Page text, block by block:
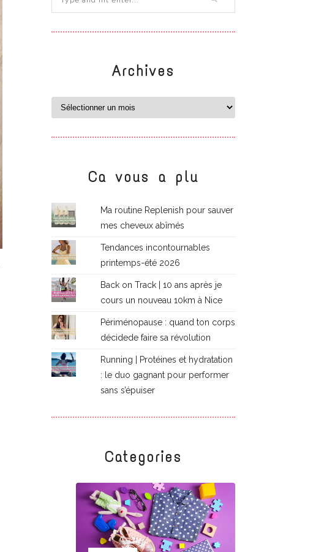
Archives
Ca vous a plu
Ma routine Replenish pour sauver
mes cheveux abîmés
Tendances incontournables
printemps-été 2026
Back on Track | 10 ans après je
cours un nouveau 10km à Nice
Périménopause : quand ton corps
décidede faire sa révolution
Running | Protéines et hydratation
: le duo gagnant pour performer
sans s’épuiser
Categories